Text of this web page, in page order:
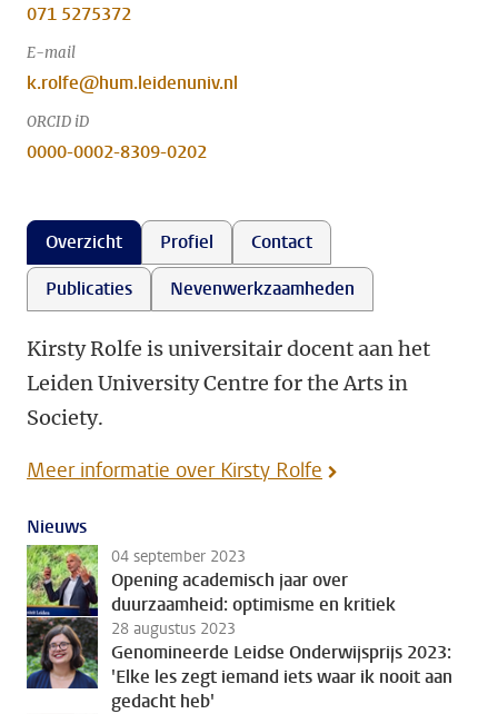
071 5275372
E-mail
k.rolfe@hum.leidenuniv.nl
ORCID iD
0000-0002-8309-0202
Overzicht Profiel
Contact
Publicaties
Nevenwerkzaamheden
Kirsty Rolfe is universitair docent aan het
Leiden University Centre for the Arts in
Society.
Meer informatie over Kirsty Rolfe
Nieuws
04 september 2023
Opening academisch jaar over
duurzaamheid: optimisme en kritiek
28 augustus 2023
Genomineerde Leidse Onderwijsprijs 2023:
'Elke les zegt iemand iets waar ik nooit aan
gedacht heb'